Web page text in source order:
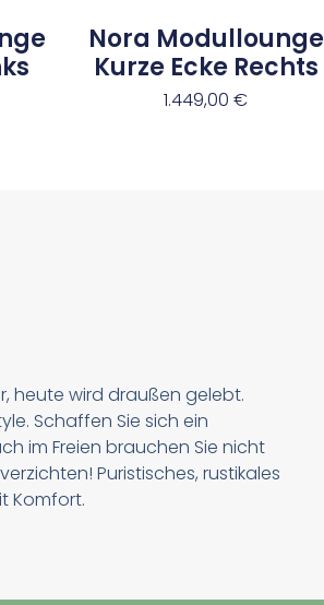
Nora Modullounge
Kurze Ecke Rechts
1.449,00€
heute wird draußen gelebt.
Schaffen Sie sich ein
im Freien brauchen Sie nicht
Puristisches, rustikales
Komfort.